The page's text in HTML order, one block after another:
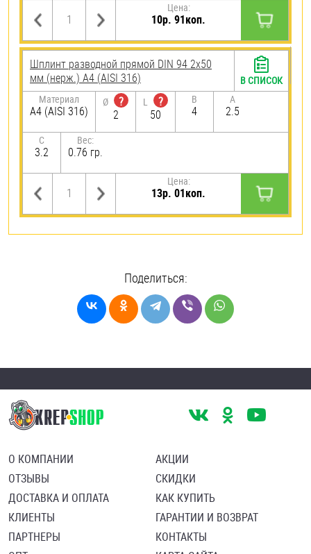
Цена:
10р. 91коп.
Шплинт разводной прямой DIN 94 2х50
мм (нерж.) A4 (AISI 316)
Материал
A4 (AISI 316)
Ø
?
2
L
?
50
B
4
A
2.5
C
3.2
Вес:
0.76 гр.
Цена:
13р. 01коп.
В СПИСОК
Поделиться:
О КОМПАНИИ
ОТЗЫВЫ
ДОСТАВКА И ОПЛАТА
КЛИЕНТЫ
ПАРТНЕРЫ
АКЦИИ
СКИДКИ
КАК КУПИТЬ
ГАРАНТИИ И ВОЗВРАТ
КОНТАКТЫ